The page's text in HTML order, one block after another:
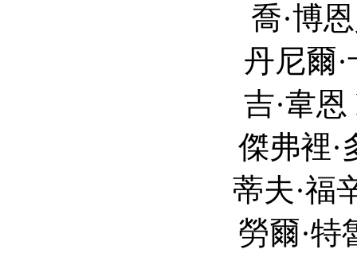
喬·博恩瑟 Jon
丹尼爾·卡盧亞
吉·韋恩
傑弗裡·多諾萬
蒂夫·福
勞爾·特魯希洛